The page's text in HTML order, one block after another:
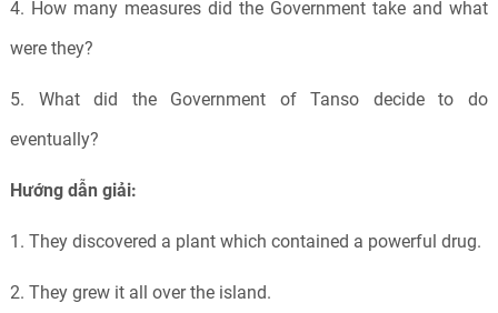
4. How many measures did the Government take and what
were they?
5. What did the Government of Tanso decide to do
eventually?
Hướng dẫn giải:
1. They discovered a plant which contained a powerful drug.
2. They grew it all over the island.